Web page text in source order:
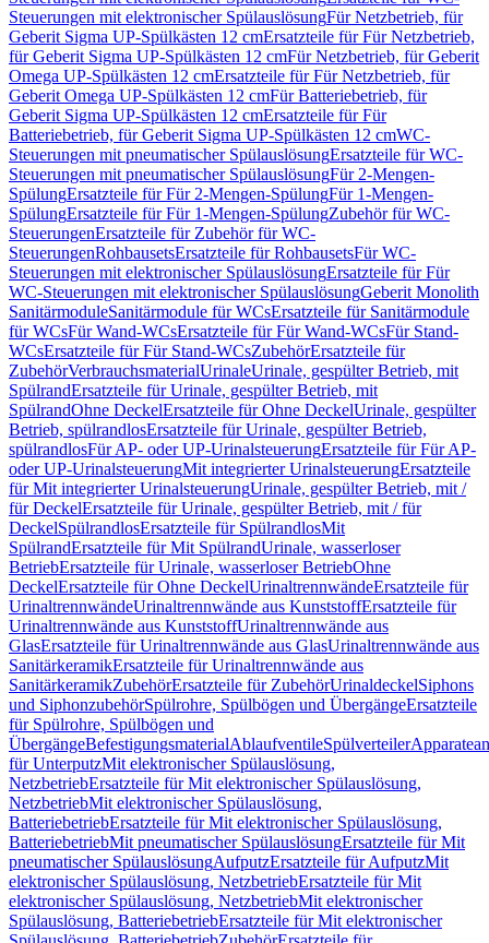
Steuerungen mit elektronischer SpülauslösungFür Netzbetrieb, für
Geberit Sigma UP-Spülkästen 12 cmErsatzteile für Für Netzbetrieb,
für Geberit Sigma UP-Spülkästen 12 cmFür Netzbetrieb, für Geberit
Omega UP-Spülkästen 12 cmErsatzteile für Für Netzbetrieb, für
Geberit Omega UP-Spülkästen 12 cmFür Batteriebetrieb, für
Geberit Sigma UP-Spülkästen 12 cmErsatzteile für Für
Batteriebetrieb, für Geberit Sigma UP-Spülkästen 12 cmWC-
Steuerungen mit pneumatischer SpülauslösungErsatzteile für WC-
Steuerungen mit pneumatischer SpülauslösungFür 2-Mengen-
SpülungErsatzteile für Für 2-Mengen-SpülungFür 1-Mengen-
SpülungErsatzteile für Für 1-Mengen-SpülungZubehör für WC-
SteuerungenErsatzteile für Zubehör für WC-
SteuerungenRohbausetsErsatzteile für RohbausetsFür WC-
Steuerungen mit elektronischer SpülauslösungErsatzteile für Für
WC-Steuerungen mit elektronischer SpülauslösungGeberit Monolith
SanitärmoduleSanitärmodule für WCsErsatzteile für Sanitärmodule
für WCsFür Wand-WCsErsatzteile für Für Wand-WCsFür Stand-
WCsErsatzteile für Für Stand-WCsZubehörErsatzteile für
ZubehörVerbrauchsmaterialUrinaleUrinale, gespülter Betrieb, mit
SpülrandErsatzteile für Urinale, gespülter Betrieb, mit
SpülrandOhne DeckelErsatzteile für Ohne DeckelUrinale, gespülter
Betrieb, spülrandlosErsatzteile für Urinale, gespülter Betrieb,
spülrandlosFür AP- oder UP-UrinalsteuerungErsatzteile für Für AP-
oder UP-UrinalsteuerungMit integrierter UrinalsteuerungErsatzteile
für Mit integrierter UrinalsteuerungUrinale, gespülter Betrieb, mit /
für DeckelErsatzteile für Urinale, gespülter Betrieb, mit / für
DeckelSpülrandlosErsatzteile für SpülrandlosMit
SpülrandErsatzteile für Mit SpülrandUrinale, wasserloser
BetriebErsatzteile für Urinale, wasserloser BetriebOhne
DeckelErsatzteile für Ohne DeckelUrinaltrennwändeErsatzteile für
UrinaltrennwändeUrinaltrennwände aus KunststoffErsatzteile für
Urinaltrennwände aus KunststoffUrinaltrennwände aus
GlasErsatzteile für Urinaltrennwände aus GlasUrinaltrennwände aus
SanitärkeramikErsatzteile für Urinaltrennwände aus
SanitärkeramikZubehörErsatzteile für ZubehörUrinaldeckelSiphons
und SiphonzubehörSpülrohre, Spülbögen und ÜbergängeErsatzteile
für Spülrohre, Spülbögen und
ÜbergängeBefestigungsmaterialAblaufventileSpülverteiler
für UnterputzMit elektronischer Spülauslösung,
NetzbetriebErsatzteile für Mit elektronischer Spülauslösung,
NetzbetriebMit elektronischer Spülauslösung,
BatteriebetriebErsatzteile für Mit elektronischer Spülauslösung,
BatteriebetriebMit pneumatischer SpülauslösungErsatzteile für Mit
pneumatischer SpülauslösungAufputzErsatzteile für AufputzMit
elektronischer Spülauslösung, NetzbetriebErsatzteile für Mit
elektronischer Spülauslösung, NetzbetriebMit elektronischer
Spülauslösung, BatteriebetriebErsatzteile für Mit elektronischer